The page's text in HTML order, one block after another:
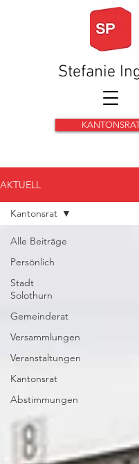
Stefanie
AKTUELL
Alle Beiträge
Persönlich
Stadt
Solothurn
Gemeinderat
Versammlungen
Veranstaltungen
Kantonsrat
Abstimmungen
Kantonsrat